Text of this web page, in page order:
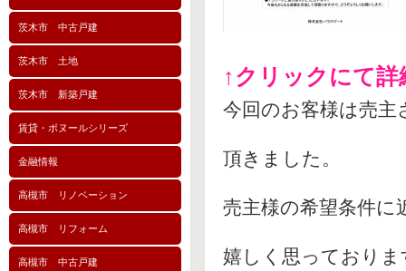
茨木市 中古戸建
茨木市 土地
茨木市 新築戸建
賃貸・ボヌールシリーズ
金融情報
高槻市 リノベーション
高槻市 リフォーム
高槻市 中古戸建
↑クリックにて
今回のお客様は売
頂きました。
売主様の希望条件に
嬉しく思っておりま